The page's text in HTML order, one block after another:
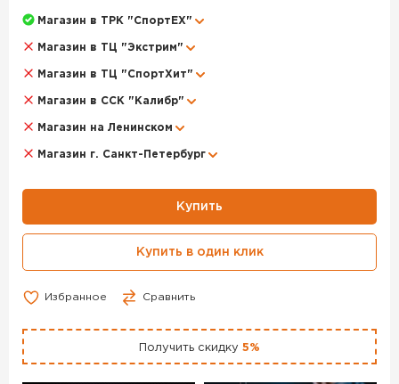
Магазин в ТРК "СпортЕХ"
Магазин в ТЦ "Экстрим"
Магазин в ТЦ "СпортХит"
Магазин в ССК "Калибр"
Магазин на Ленинском
Магазин г. Санкт-Петербург
Купить
Купить в один клик
Избранное Сравнить
Получить скидку 5%